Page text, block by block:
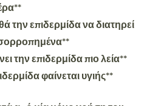
την επιδερμίδα να διατηρεί
την επιδερμίδα πιο λεία**
φαίνεται υγιής**